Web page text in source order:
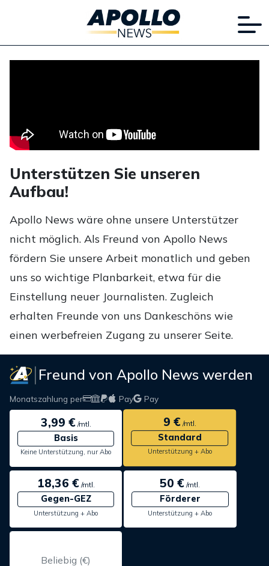
Unterstützen Sie unseren
Aufbau!
Apollo News wäre ohne unsere Unterstützer
nicht möglich. Als Freund von Apollo News
fördern Sie unsere Arbeit monatlich und geben
uns so wichtige Planbarkeit, etwa für die
Einstellung neuer Journalisten. Zugleich
erhalten Freunde von uns Dankeschöns wie
einen werbefreien Zugang zu unserer Seite.
Freund von Apollo News werden
Monatszahlung per Pay Pay
3,99 €/mtl.
Basis
Keine Unterstützung, nur Abo
9 €/mtl.
Standard
Unterstützung + Abo
18,36 €/mtl.
Gegen-GEZ
Unterstützung + Abo
50 € /mtl.
Förderer
Unterstützung + Abo